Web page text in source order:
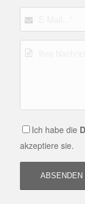
Ich habe die
akzeptiere sie.